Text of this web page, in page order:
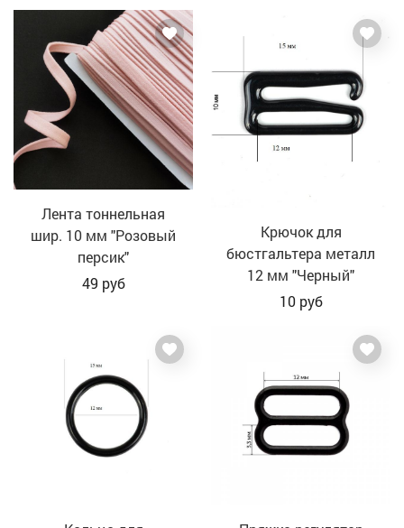
Лента тоннельная
шир. 10 мм "Розовый
персик"
49 руб
Крючок для
бюстгальтера металл
12 мм "Черный"
10руб